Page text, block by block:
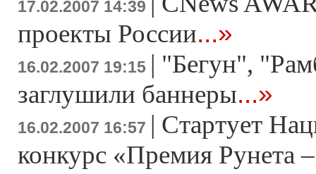
17.02.2007 14:39
проекты России...»
16.02.2007 19:15 | "Бегун",
заглушили баннеры...»
16.02.2007 16:57 | Стартует
конкурс «Премия Рунета